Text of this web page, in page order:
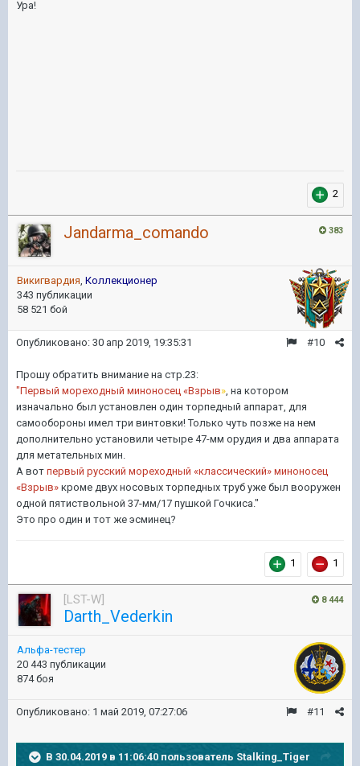
Ура!
2
383
Jandarma_comando
Викигвардия Коллекционер
343 публикации
58 521 бой
#10
Опубликовано: 30 апр 2019, 19:35:31
Прошу обратить внимание на стр.23:
"Первый мореходный миноносец «Взрыв» , на котором
изначально был установлен один торпедный аппарат, для
самообороны имел три винтовки! Только чуть позже на нем
дополнительно установили четыре 47-мм орудия и два аппарата
для метательных мин.
А вот первый русский мореходный «классический» миноносец
«Взрыв» кроме двух носовых торпедных труб уже был вооружен
одной пятиствольной 37-мм/17 пушкой Гочкиса."
Это про один и тот же эсминец?
1 1
8 444
[LST-W]
Darth_Vederkin
Альфа-тестер
20 443 публикации
874 боя
#11
Опубликовано: 1 май 2019, 07:27:06
В 30.04.2019 в 11:06:40 пользователь Stalking_Tiger